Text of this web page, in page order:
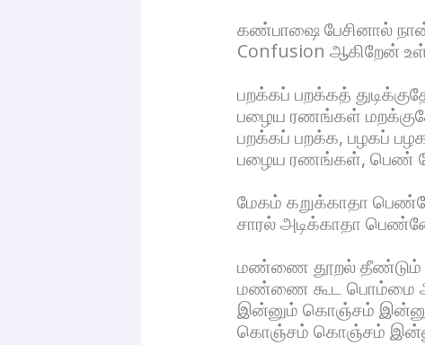
கண்பாஷை பேசினால்
Confusion ஆகிறேன்
பறக்கப் பறக்கத்
பழைய ரணங்கள்
பறக்கப் பறக்க, பழகப்
பழைய ரணங்கள், பெண்
மேகம் கறுக்காதா
சாரல் அடிக்காதா
மண்ணை தூறல் தீண்டும்
மண்ணை கூட பொம்மை
இன்னும் கொஞ்சம்
கொஞ்சம் கொஞ்சம்